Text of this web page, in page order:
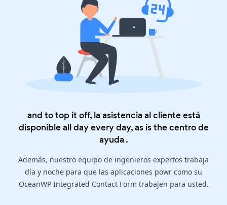
and to top it off, la asistencia al cliente está
disponible all day every day, as is thecentro de
ayuda .
Además, nuestro equipo de ingenieros expertos trabaja
día y noche para que las aplicaciones powr como su
OceanWP Integrated Contact Form trabajen para usted.